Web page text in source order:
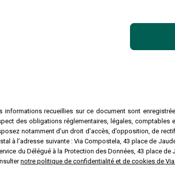
informations recueillies sur ce document sont
des obligations réglementaires, légales, comptables
notamment d’un droit d’accès, d’opposition, de
à l’adresse suivante : Via Compostela, 43 place de
du Délégué à la Protection des Données, 43 place
notre politique de confidentialité et de cookies de